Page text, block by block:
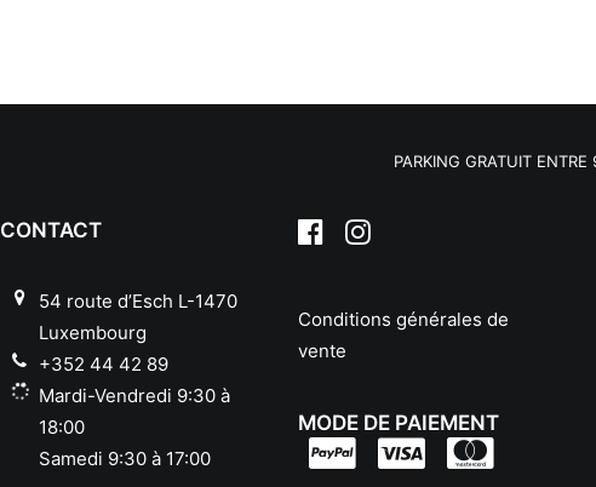
PARKING GRATUIT
CONTACT
54 route d’Esch L-1470
Luxembourg
+352 44 42 89
Mardi-Vendredi 9:30 à
18:00
Samedi 9:30 à 17:00
Conditions générales de
vente
MODE DE PAIEMENT